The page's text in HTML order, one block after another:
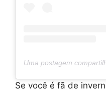
Se você é fã de